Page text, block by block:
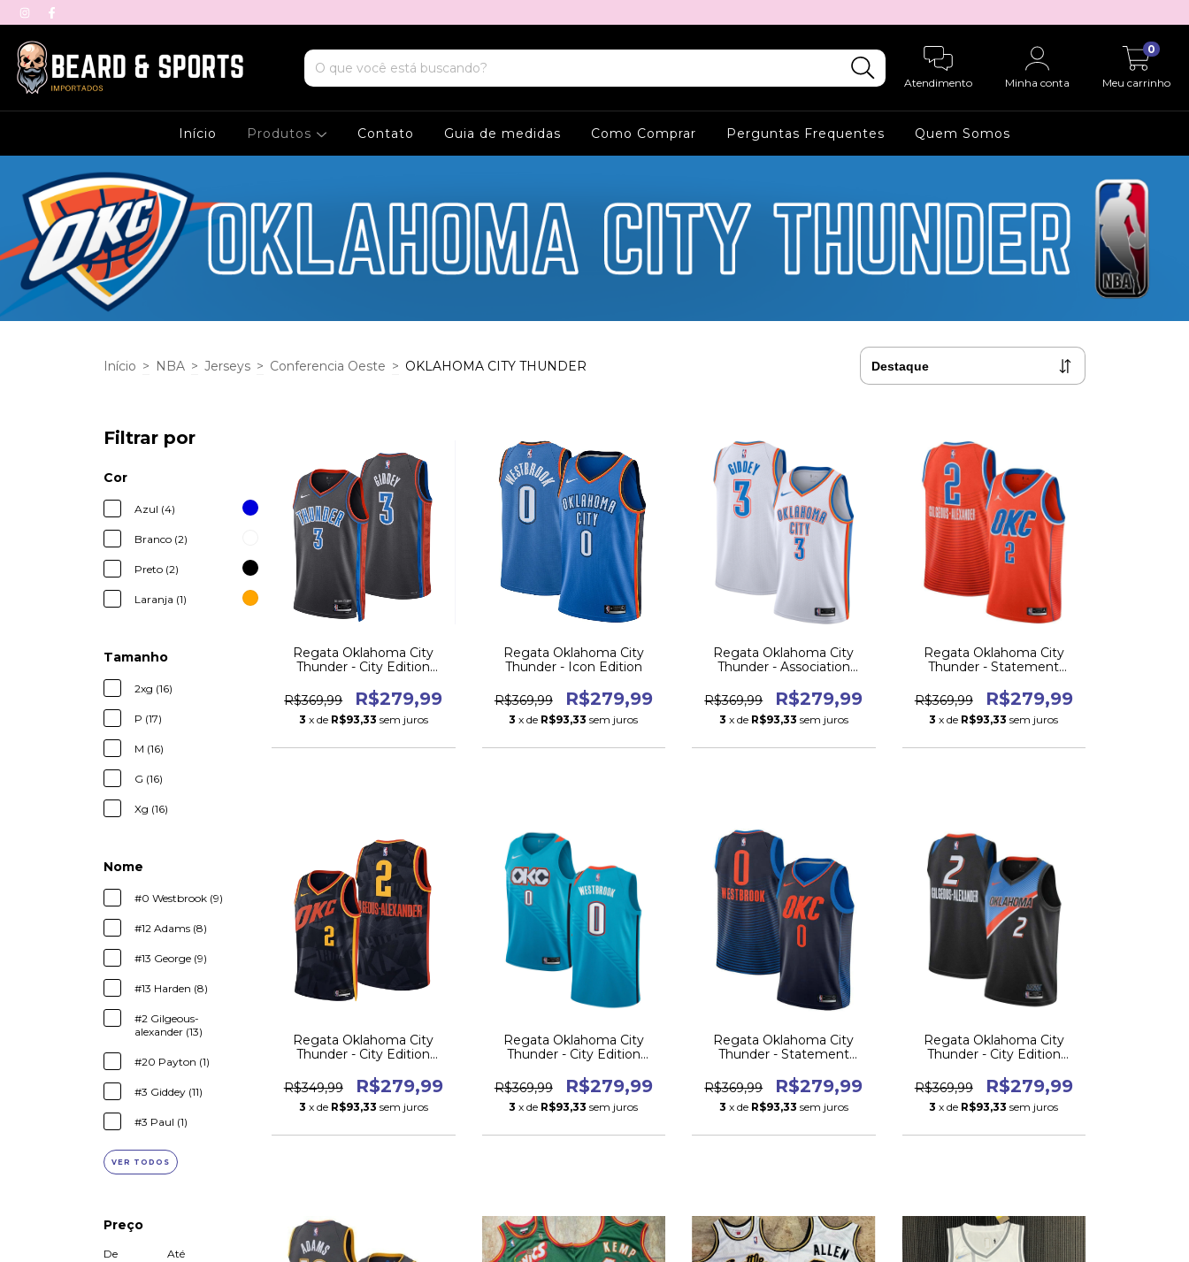
Atendimento Minha conta Meu carrinho
0
Início Produtos Contato Guia de medidas Como Comprar Perguntas Frequentes Quem Somos
Início > NBA > Jerseys > Conferencia Oeste > OKLAHOMA CITY THUNDER
Filtrar por
Cor
Azul (4)
Branco (2)
Preto (2)
Laranja (1)
Tamanho
2xg (16)
P (17)
M (16)
G (16)
Xg (16)
Nome
#0 Westbrook (9)
#12 Adams (8)
#13 George (9)
#13 Harden (8)
#2 Gilgeous-
alexander (13)
#20 Payton (1)
#3 Giddey (11)
#3 Paul (1)
VER TODOS
Preço
De Até
Regata Oklahoma City
Thunder - City Edition
R$369,99
R$279,99
3 x de R$93,33 sem juros
Regata Oklahoma City
Thunder - Icon Edition
R$369,99 R$279,99
3 x de R$93,33 sem juros
Regata Oklahoma City
Thunder - Association
R$369,99
R$279,99
3 x de R$93,33 sem juros
Regata Oklahoma City
Thunder - Statement
R$369,99
R$279,99
3 x de R$93,33 sem juros
Regata Oklahoma City
Thunder - City Edition
R$349,99
R$279,99
3 x de R$93,33 sem juros
Regata Oklahoma City
Thunder - City Edition
R$369,99
R$279,99
3 x de R$93,33 sem juros
Regata Oklahoma City
Thunder - Statement
R$369,99
R$279,99
3 x de R$93,33 sem juros
Regata Oklahoma City
Thunder - City Edition
R$369,99
R$279,99
3 x de R$93,33 sem juros